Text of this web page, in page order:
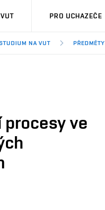
PRO UCHAZEČE
NA VUT PŘEDMĚTY
procesy ve